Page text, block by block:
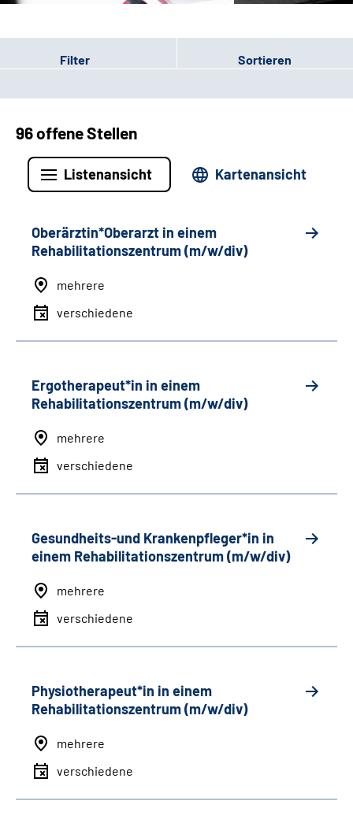
Filter Sortieren
96 offene Stellen
Listenansicht Kartenansicht
Oberärztin*Oberarzt in einem
Rehabilitationszentrum (m/w/div)
mehrere
verschiedene
Ergotherapeut*in in einem
Rehabilitationszentrum (m/w/div)
mehrere
verschiedene
Gesundheits-und Krankenpfleger*in in
einem Rehabilitationszentrum (m/w/div)
mehrere
verschiedene
Physiotherapeut*in in einem
Rehabilitationszentrum (m/w/div)
mehrere
verschiedene